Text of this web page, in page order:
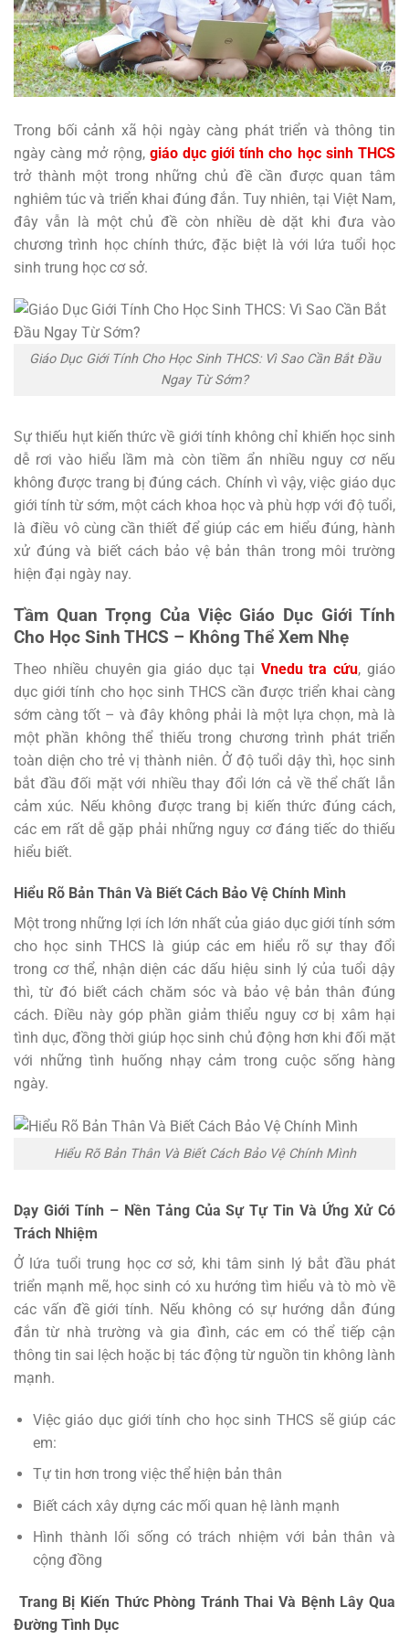
Trong bối cảnh xã hội ngày càng phát triển và thông tin
ngày càng mở rộng, giáo dục giới tính cho học sinh THCS
trở thành một trong những chủ đề cần được quan tâm
nghiêm túc và triển khai đúng đắn. Tuy nhiên, tại Việt Nam,
đây vẫn là một chủ đề còn nhiều dè dặt khi đưa vào
chương trình học chính thức, đặc biệt là với lứa tuổi học
sinh trung học cơ sở.
Giáo Dục Giới Tính Cho Học Sinh THCS: Vì Sao Cần Bắt Đầu
Ngay Từ Sớm?
Sự thiếu hụt kiến thức về giới tính không chỉ khiến học sinh
dễ rơi vào hiểu lầm mà còn tiềm ẩn nhiều nguy cơ nếu
không được trang bị đúng cách. Chính vì vậy, việc giáo dục
giới tính từ sớm, một cách khoa học và phù hợp với độ tuổi,
là điều vô cùng cần thiết để giúp các em hiểu đúng, hành
xử đúng và biết cách bảo vệ bản thân trong môi trường
hiện đại ngày nay.
Tầm Quan Trọng Của Việc Giáo Dục Giới Tính
Cho Học Sinh THCS – Không Thể Xem Nhẹ
Theo nhiều chuyên gia giáo dục tại Vnedu tra cứu, giáo
dục giới tính cho học sinh THCS cần được triển khai càng
sớm càng tốt – và đây không phải là một lựa chọn, mà là
một phần không thể thiếu trong chương trình phát triển
toàn diện cho trẻ vị thành niên. Ở độ tuổi dậy thì, học sinh
bắt đầu đối mặt với nhiều thay đổi lớn cả về thể chất lẫn
cảm xúc. Nếu không được trang bị kiến thức đúng cách,
các em rất dễ gặp phải những nguy cơ đáng tiếc do thiếu
hiểu biết.
Hiểu Rõ Bản Thân Và Biết Cách Bảo Vệ Chính Mình
Một trong những lợi ích lớn nhất của giáo dục giới tính sớm
cho học sinh THCS là giúp các em hiểu rõ sự thay đổi
trong cơ thể, nhận diện các dấu hiệu sinh lý của tuổi dậy
thì, từ đó biết cách chăm sóc và bảo vệ bản thân đúng
cách. Điều này góp phần giảm thiểu nguy cơ bị xâm hại
tình dục, đồng thời giúp học sinh chủ động hơn khi đối mặt
với những tình huống nhạy cảm trong cuộc sống hàng
ngày.
Hiểu Rõ Bản Thân Và Biết Cách Bảo Vệ Chính Mình
Dạy Giới Tính – Nền Tảng Của Sự Tự Tin Và Ứng Xử Có
Trách Nhiệm
Ở lứa tuổi trung học cơ sở, khi tâm sinh lý bắt đầu phát
triển mạnh mẽ, học sinh có xu hướng tìm hiểu và tò mò về
các vấn đề giới tính. Nếu không có sự hướng dẫn đúng
đắn từ nhà trường và gia đình, các em có thể tiếp cận
thông tin sai lệch hoặc bị tác động từ nguồn tin không lành
mạnh.
Việc giáo dục giới tính cho học sinh THCS sẽ giúp các
em:
Tự tin hơn trong việc thể hiện bản thân
Biết cách xây dựng các mối quan hệ lành mạnh
Hình thành lối sống có trách nhiệm với bản thân và
cộng đồng
️ Trang Bị Kiến Thức Phòng Tránh Thai Và Bệnh Lây Qua
Đường Tình Dục